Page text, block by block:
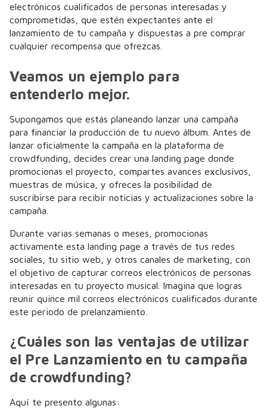
electrónicos cualificados de personas interesadas y
comprometidas, que estén expectantes ante el
lanzamiento de tu campaña y dispuestas a pre comprar
cualquier recompensa que ofrezcas.
Veamos un ejemplo para
entenderlo mejor.
Supongamos que estás planeando lanzar una campaña
para financiar la producción de tu nuevo álbum. Antes de
lanzar oficialmente la campaña en la plataforma de
crowdfunding, decides crear una landing page donde
promocionas el proyecto, compartes avances exclusivos,
muestras de música, y ofreces la posibilidad de
suscribirse para recibir noticias y actualizaciones sobre la
campaña.
Durante varias semanas o meses, promocionas
activamente esta landing page a través de tus redes
sociales, tu sitio web, y otros canales de marketing, con
el objetivo de capturar correos electrónicos de personas
interesadas en tu proyecto musical. Imagina que logras
reunir quince mil correos electrónicos cualificados durante
este periodo de prelanzamiento.
¿Cuáles son las ventajas de utilizar
el Pre Lanzamiento en tu campaña
de crowdfunding?
Aquí te presento algunas: